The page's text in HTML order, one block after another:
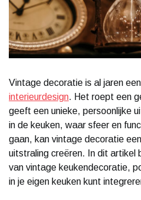
Vintage decoratie is al jaren
interieurdesign. Het roept een
geeft een unieke, persoonlijke
in de keuken, waar sfeer en
gaan, kan vintage decoratie
uitstraling creëren. In dit artikel
van vintage keukendecoratie,
in je eigen keuken kunt